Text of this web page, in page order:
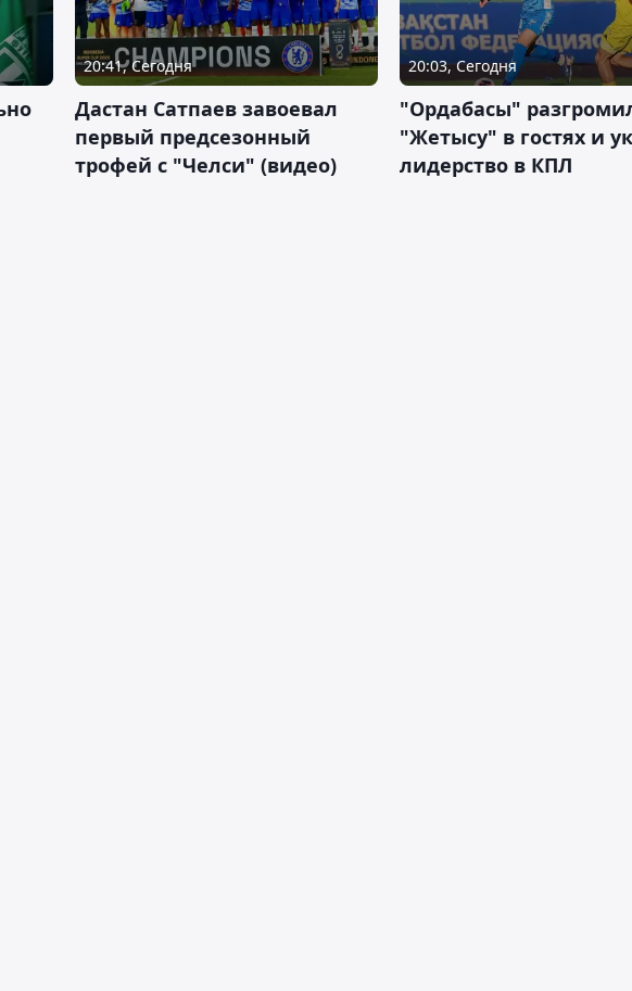
20:41, Сегодня
Дастан Сатпаев завоевал
первый предсезонный
трофей с "Челси" (видео)
20:03, Сегодня
"Ордабасы"
"Жетысу" в гостях и
лидерство в КПЛ